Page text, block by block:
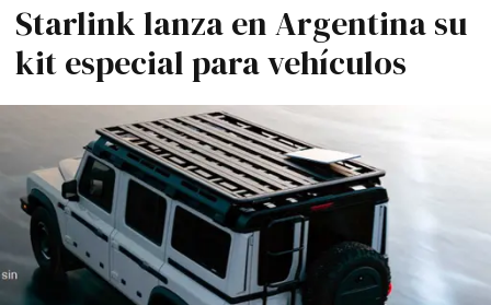
Starlink lanza en Argentina su
kit especial para vehículos